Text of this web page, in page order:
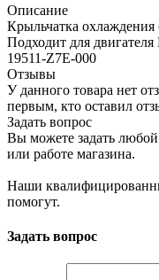
Описание
Крыльчатка охлаждения
Подходит для
19511-Z7E-000
Отзывы
У данного товара нет
первым, кто оставил
Задать вопрос
Вы можете задать
или работе магазина.
Наши
помогут.
Задать вопрос